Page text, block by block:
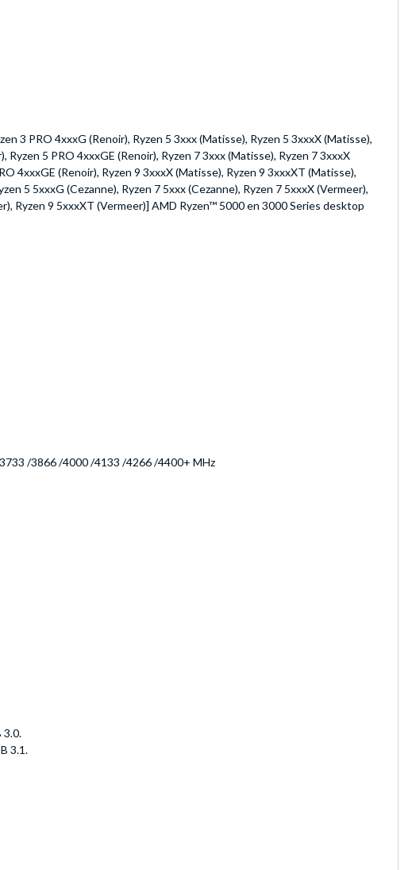
3 PRO 4xxxG (Renoir), Ryzen 5 3xxx (Matisse), Ryzen 5 3xxxX (Matisse),
5 PRO 4xxxGE (Renoir), Ryzen 7 3xxx (Matisse), Ryzen 7 3xxxX
4xxxGE (Renoir), Ryzen 9 3xxxX (Matisse), Ryzen 9 3xxxXT (Matisse),
5 5xxxG (Cezanne), Ryzen 7 5xxx (Cezanne), Ryzen 7 5xxxX (Vermeer),
Ryzen 9 5xxxXT (Vermeer)] AMD Ryzen™ 5000 en 3000 Series desktop
/3866 /4000 /4133 /4266 /4400+ MHz
3.0.
3.1.